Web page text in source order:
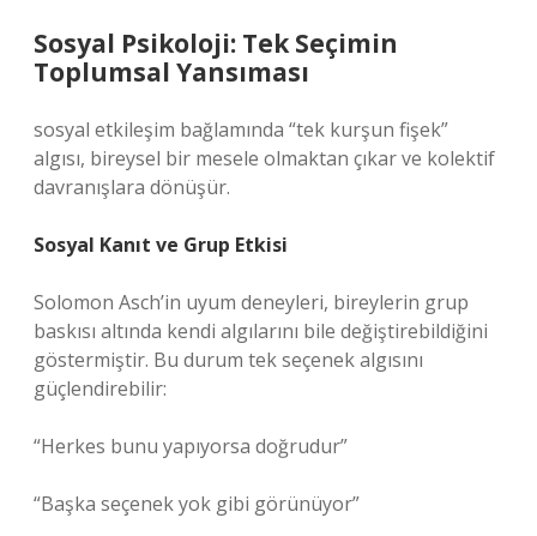
Sosyal Psikoloji: Tek Seçimin
Toplumsal Yansıması
sosyal etkileşim bağlamında “tek kurşun fişek”
algısı, bireysel bir mesele olmaktan çıkar ve kolektif
davranışlara dönüşür.
Sosyal Kanıt ve Grup Etkisi
Solomon Asch’in uyum deneyleri, bireylerin grup
baskısı altında kendi algılarını bile değiştirebildiğini
göstermiştir. Bu durum tek seçenek algısını
güçlendirebilir:
“Herkes bunu yapıyorsa doğrudur”
“Başka seçenek yok gibi görünüyor”